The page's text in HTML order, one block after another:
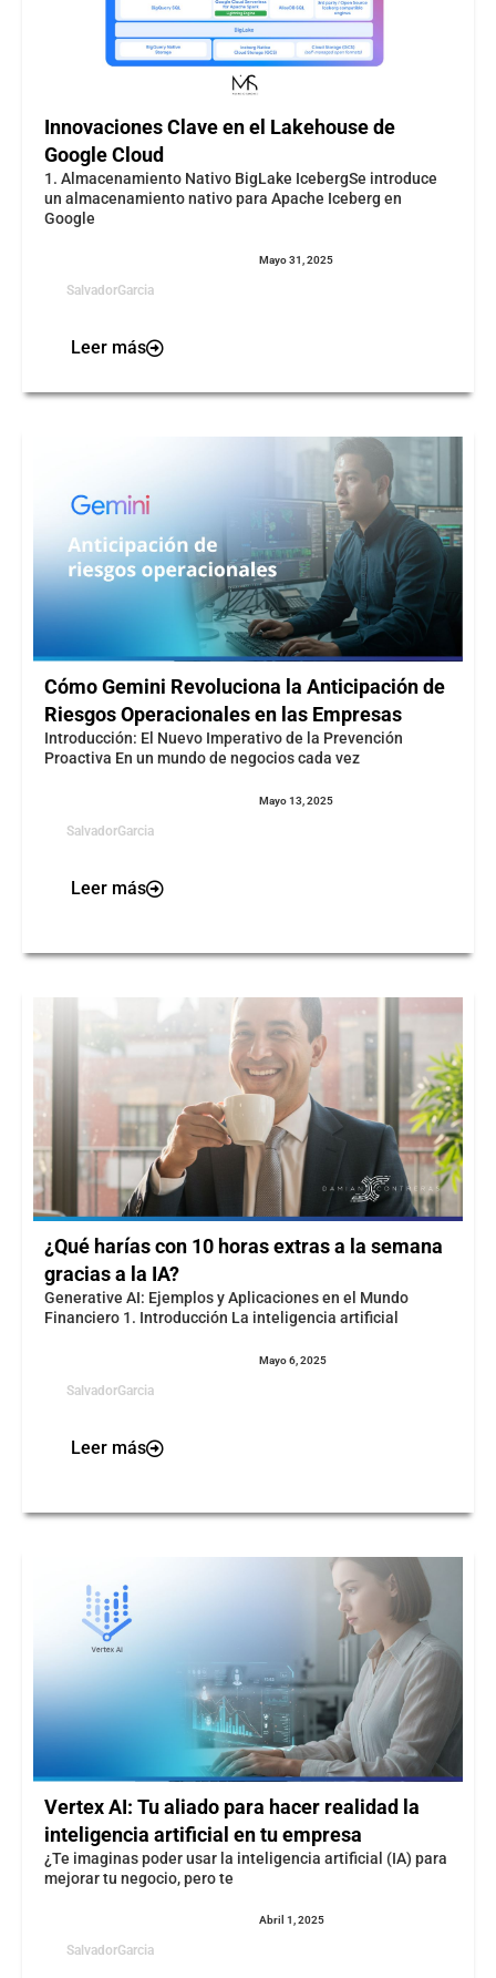
Innovaciones Clave en el Lakehouse de
Google Cloud
1. Almacenamiento Nativo BigLake IcebergSe introduce
un almacenamiento nativo para Apache Iceberg en
Google
SalvadorGarcia
Mayo 31, 2025
Leer más
Cómo Gemini Revoluciona la Anticipación de
Riesgos Operacionales en las Empresas
Introducción: El Nuevo Imperativo de la Prevención
Proactiva En un mundo de negocios cada vez
SalvadorGarcia
Mayo 13, 2025
Leer más
¿Qué harías con 10 horas extras a la semana
gracias a la IA?
Generative AI: Ejemplos y Aplicaciones en el Mundo
Financiero 1. Introducción La inteligencia artificial
SalvadorGarcia
Mayo 6, 2025
Leer más
Vertex AI: Tu aliado para hacer realidad la
inteligencia artificial en tu empresa
¿Te imaginas poder usar la inteligencia artificial (IA) para
mejorar tu negocio, pero te
SalvadorGarcia
Abril 1, 2025